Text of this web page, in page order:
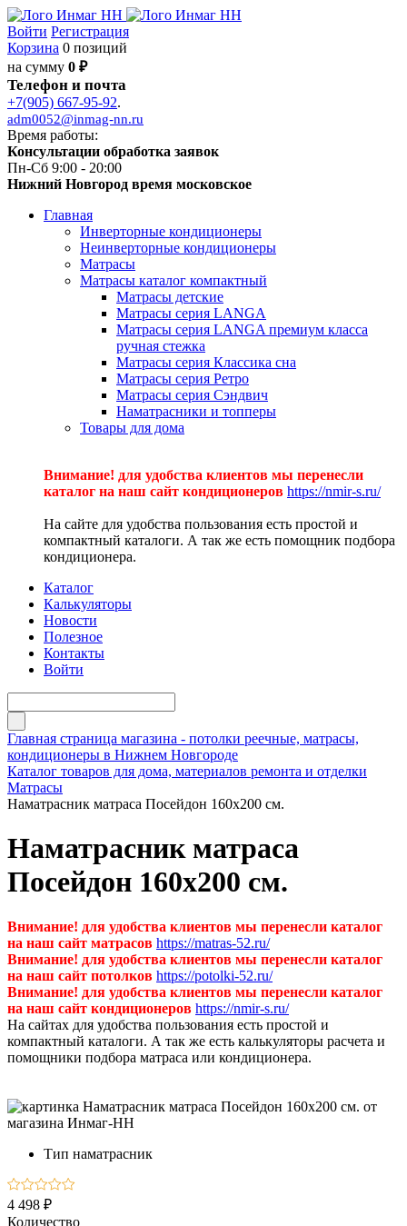
Войти Регистрация
Корзина 0 позиций
на сумму 0 ₽
Телефон и почта
+7(905) 667-95-92.
adm0052@inmag-nn.ru
Время работы:
Консультации обработка заявок
Пн-Сб 9:00 - 20:00
Нижний Новгород время московское
Главная
Инверторные кондиционеры
Неинверторные кондиционеры
Матрасы
Матрасы каталог компактный
Матрасы детские
Матрасы серия LANGA
Матрасы серия LANGA премиум класса
ручная стежка
Матрасы серия Классика сна
Матрасы серия Ретро
Матрасы серия Сэндвич
Наматрасники и топперы
Товары для дома
Внимание! для удобства клиентов мы перенесли
каталог на наш сайт кондиционеров https://nmir-s.ru/
На сайте для удобства пользования есть простой и
компактный каталоги. А так же есть помощник подбора
кондиционера.
Каталог
Калькуляторы
Новости
Полезное
Контакты
Войти
Главная страница магазина - потолки реечные, матрасы,
кондиционеры в Нижнем Новгороде
Каталог товаров для дома, материалов ремонта и отделки
Матрасы
Наматрасник матраса Посейдон 160х200 см.
Наматрасник матраса
Посейдон 160х200 см.
Внимание! для удобства клиентов мы перенесли каталог
на наш сайт матрасов https://matras-52.ru/
Внимание! для удобства клиентов мы перенесли каталог
на наш сайт потолков https://potolki-52.ru/
Внимание! для удобства клиентов мы перенесли каталог
на наш сайт кондиционеров https://nmir-s.ru/
На сайтах для удобства пользования есть простой и
компактный каталоги. А так же есть калькуляторы расчета и
помощники подбора матраса или кондиционера.
Тип наматрасник
4 498 ₽
Количество